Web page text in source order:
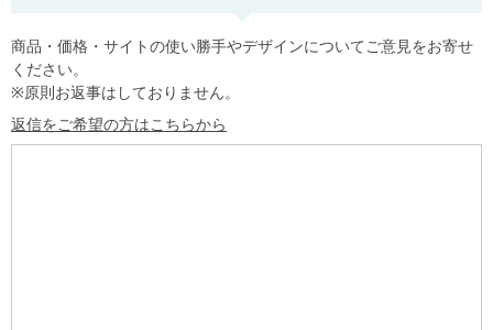
商品・価格・サイトの使い勝手やデザインについてご意見をお寄せ
ください。
※原則お返事はしておりません。
返信をご希望の方はこちらから